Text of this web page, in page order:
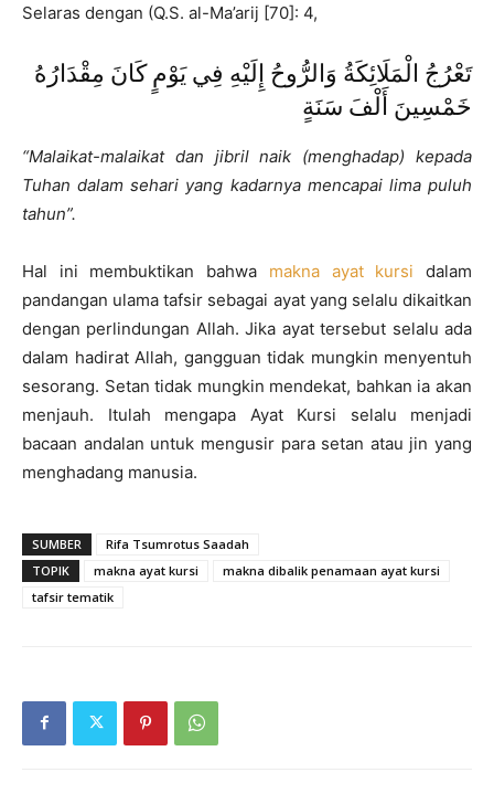
Selaras dengan (Q.S. al-Ma’arij [70]: 4,
تَعْرُجُ الْمَلَائِكَةُ وَالرُّوحُ إِلَيْهِ فِي يَوْمٍ كَانَ مِقْدَارُهُ
خَمْسِينَ أَلْفَ سَنَةٍ
“Malaikat-malaikat dan jibril naik (menghadap) kepada
Tuhan dalam sehari yang kadarnya mencapai lima puluh
tahun”.
Hal ini membuktikan bahwa makna ayat kursi dalam
pandangan ulama tafsir sebagai ayat yang selalu dikaitkan
dengan perlindungan Allah. Jika ayat tersebut selalu ada
dalam hadirat Allah, gangguan tidak mungkin menyentuh
sesorang. Setan tidak mungkin mendekat, bahkan ia akan
menjauh. Itulah mengapa Ayat Kursi selalu menjadi
bacaan andalan untuk mengusir para setan atau jin yang
menghadang manusia.
SUMBER
Rifa Tsumrotus Saadah
TOPIK
makna ayat kursi
makna dibalik penamaan ayat kursi
tafsir tematik